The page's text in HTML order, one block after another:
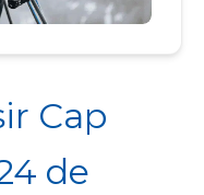
Cap
de